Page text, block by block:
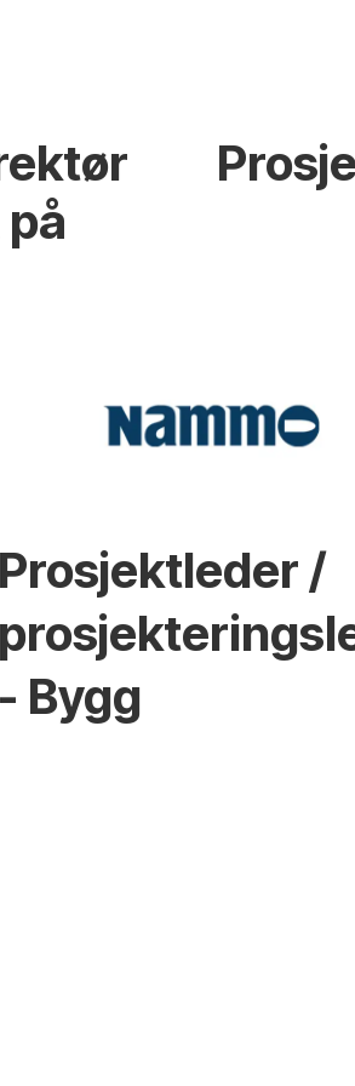
Prosjektleder /
- Bygg